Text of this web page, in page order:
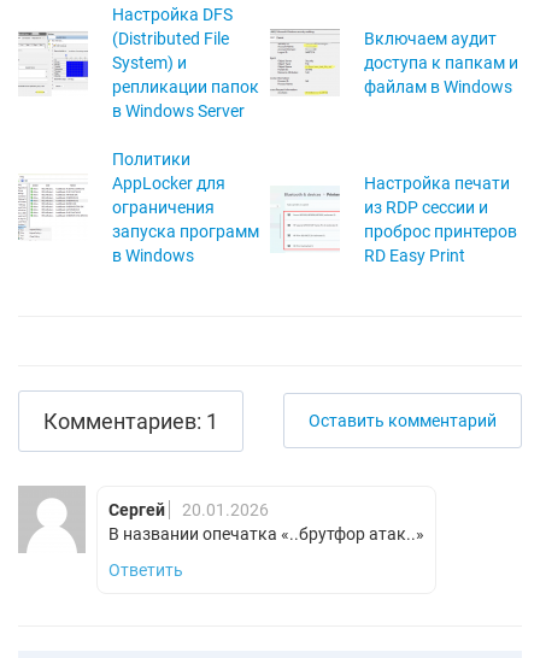
Настройка DFS
(Distributed File
System) и
репликации папок
в Windows Server
Включаем аудит
доступа к папкам и
файлам в Windows
Политики
AppLocker для
ограничения
запуска программ
в Windows
Настройка печати
из RDP сессии и
проброс принтеров
RD Easy Print
Комментариев: 1 Оставить комментарий
Сергей
20.01.2026
В названии опечатка «..брутфор атак..»
Ответить